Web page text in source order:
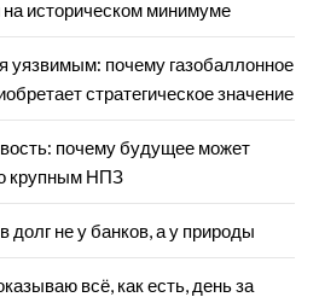
историческом минимуме
уязвимым: почему газобаллонное
стратегическое значение
почему будущее может
крупным НПЗ
долг не у банков, а у природы
всё, как есть, день за